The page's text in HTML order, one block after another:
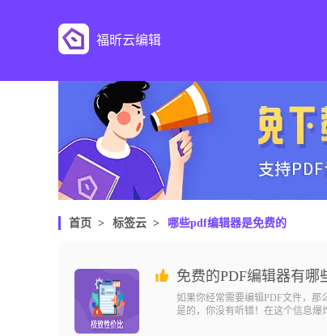
福昕云编辑
首页 > 标签云 > 哪些pdf编辑器是免费的
免费的PDF编辑器有哪
如果你经常需要编辑PDF文件，那
是的，你没有听错！在这个信息爆